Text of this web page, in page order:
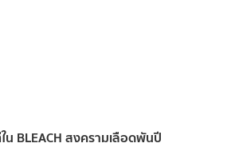
น BLEACH สงครามเลือดพันปี